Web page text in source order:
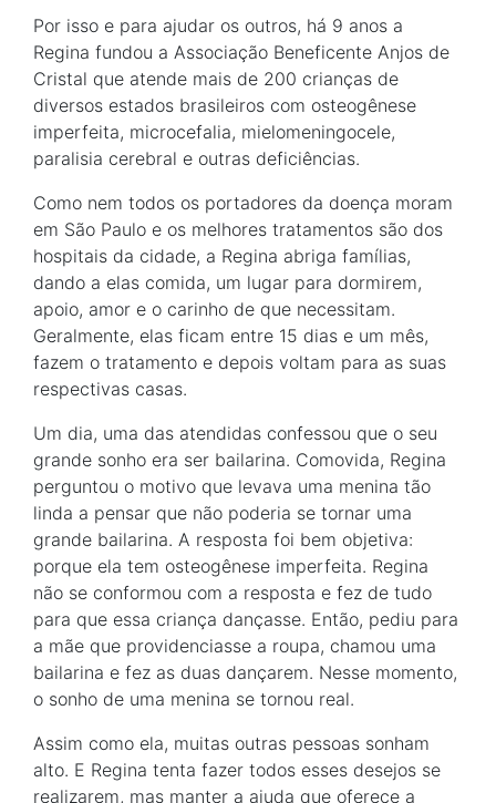
Por isso e para ajudar os outros, há 9 anos a
Regina fundou a Associação Beneficente Anjos de
Cristal que atende mais de 200 crianças de
diversos estados brasileiros com osteogênese
imperfeita, microcefalia, mielomeningocele,
paralisia cerebral e outras deficiências.
Como nem todos os portadores da doença moram
em São Paulo e os melhores tratamentos são dos
hospitais da cidade, a Regina abriga famílias,
dando a elas comida, um lugar para dormirem,
apoio, amor e o carinho de que necessitam.
Geralmente, elas ficam entre 15 dias e um mês,
fazem o tratamento e depois voltam para as suas
respectivas casas.
Um dia, uma das atendidas confessou que o seu
grande sonho era ser bailarina. Comovida, Regina
perguntou o motivo que levava uma menina tão
linda a pensar que não poderia se tornar uma
grande bailarina. A resposta foi bem objetiva:
porque ela tem osteogênese imperfeita. Regina
não se conformou com a resposta e fez de tudo
para que essa criança dançasse. Então, pediu para
a mãe que providenciasse a roupa, chamou uma
bailarina e fez as duas dançarem. Nesse momento,
o sonho de uma menina se tornou real.
Assim como ela, muitas outras pessoas sonham
alto. E Regina tenta fazer todos esses desejos se
realizarem, mas manter a ajuda que oferece a